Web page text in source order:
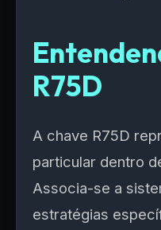
R75D
A chave R75D
particular dentro
Associa-se a
estratégias